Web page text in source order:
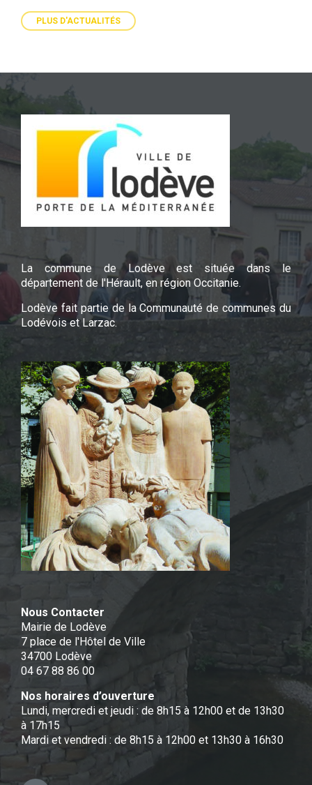
PLUS D'ACTUALITÉS
La commune de Lodève est située dans le
département de l'Hérault, en région Occitanie.
Lodève fait partie de la Communauté de communes du
Lodévois et Larzac.
Nous Contacter
Mairie de Lodève
7 place de l'Hôtel de Ville
34700 Lodève
04 67 88 86 00
Nos horaires d’ouverture
Lundi, mercredi et jeudi : de 8h15 à 12h00 et de 13h30
à 17h15
Mardi et vendredi : de 8h15 à 12h00 et 13h30 à 16h30